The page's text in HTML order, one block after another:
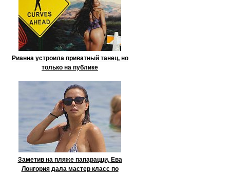
Рианна устроила приватный танец, но
только на публике
Заметив на пляже папарацци, Ева
Лонгория дала мастер класс по